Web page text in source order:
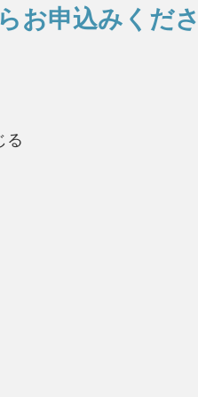
お申込みくだ
る